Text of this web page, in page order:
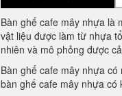
Bàn ghế cafe mây nhựa là
vật liệu được làm từ nhựa
nhiên và mô phỏng được
Bàn ghế cafe mây nhựa
bàn ghế cafe mây nhựa có